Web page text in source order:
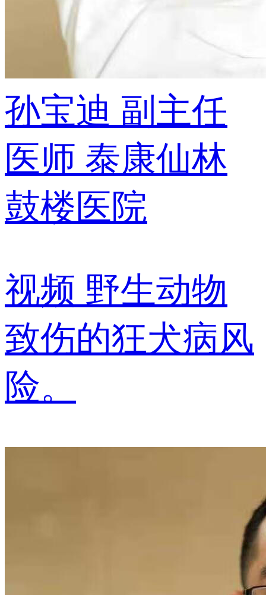
孙宝迪 副主任
医师 泰康仙林
鼓楼医院
视频 野生动物
致伤的狂犬病风
险。